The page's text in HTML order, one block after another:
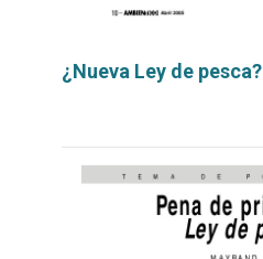
¿Nueva Ley de pesca?